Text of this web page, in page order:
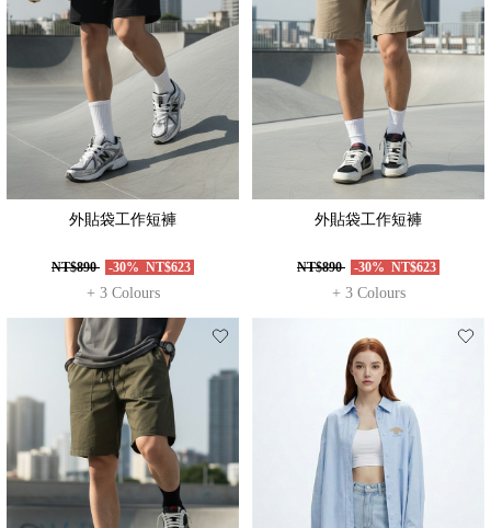
外貼袋工作短褲
NT$890 -30% NT$623
+ 3 Colours
外貼袋工作短褲
NT$890 -30% NT$623
+ 3 Colours